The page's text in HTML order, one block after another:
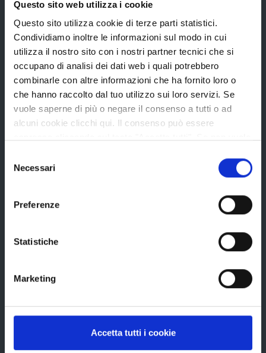
Questo sito web utilizza i cookie
Questo sito utilizza cookie di terze parti statistici.
Condividiamo inoltre le informazioni sul modo in cui
utilizza il nostro sito con i nostri partner tecnici che si
occupano di analisi dei dati web i quali potrebbero
combinarle con altre informazioni che ha fornito loro o
che hanno raccolto dal tuo utilizzo sui loro servizi. Se
vuole saperne di più o negare il consenso a tutti o ad
alcuni cookie clicchi qui. Il consenso può essere
tasto "Rifiuta".
delNecessari
Preferenze
Statistiche
Marketing
Accetta tutti i cookie
La Provincia
Organi di governo
Statuto e Regolamenti
Amministrazione Trasparente
Storia della Provincia
Elezioni
Avvisi pubblici